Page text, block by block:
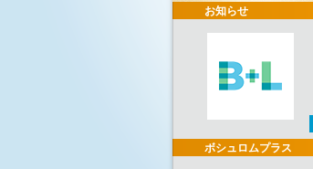
お知らせ
ボシュロムプラス